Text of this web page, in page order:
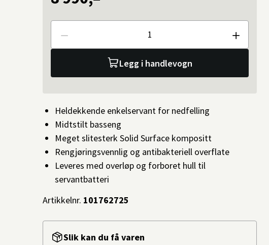
Antall
Legg i handlevogn
Slik kan du få varen
Heldekkende enkelservant for nedfelling
Midtstilt basseng
Meget slitesterk Solid Surface kompositt
Rengjøringsvennlig og antibakteriell overflate
Leveres med overløp og forboret hull til
servantbatteri
Artikkelnr. 101762725